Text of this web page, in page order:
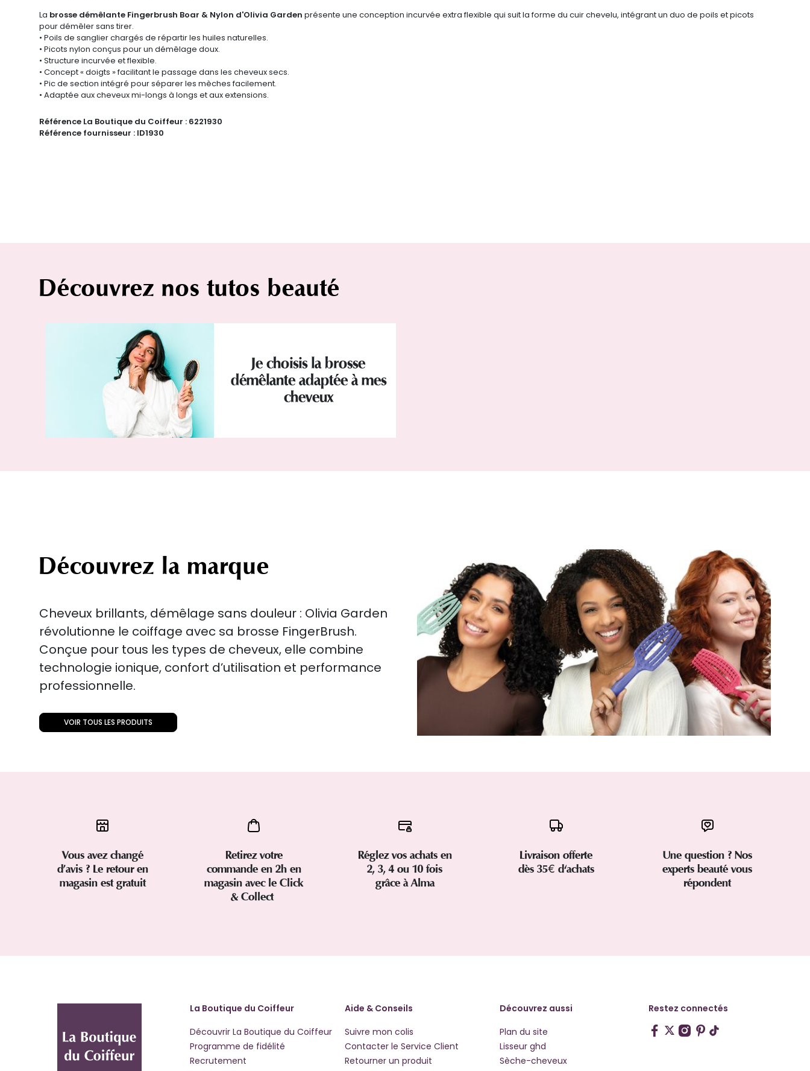
La brosse démêlante Fingerbrush Boar & Nylon d'Olivia Garden présente une conception incurvée extra flexible qui suit la forme du cuir chevelu, intégrant un duo de poils et picots
pour démêler sans tirer.
• Poils de sanglier chargés de répartir les huiles naturelles.
• Picots nylon conçus pour un démêlage doux.
• Structure incurvée et flexible.
• Concept « doigts » facilitant le passage dans les cheveux secs.
• Pic de section intégré pour séparer les mèches facilement.
• Adaptée aux cheveux mi-longs à longs et aux extensions.
Référence La Boutique du Coiffeur : 6221930
Référence fournisseur : ID1930
Découvrez nos tutos beauté
Je choisis la brosse
démêlante adaptée à mes
cheveux
Découvrez la marque
Cheveux brillants, démêlage sans douleur : Olivia Garden
révolutionne le coiffage avec sa brosse FingerBrush.
Conçue pour tous les types de cheveux, elle combine
technologie ionique, confort d’utilisation et performance
professionnelle.
VOIR TOUS LES PRODUITS
Vous avez changé
d’avis ? Le retour en
magasin est gratuit
Retirez votre
commande en 2h en
magasin avec le Click
& Collect
Réglez vos achats en
2, 3, 4 ou 10 fois
grâce à Alma
Livraison offerte
dès 35€ d'achats
Une question ? Nos
experts beauté vous
répondent
La Boutique du Coiffeur
Découvrir La Boutique du Coiffeur
Programme de fidélité
Recrutement
Aide & Conseils
Suivre mon colis
Contacter le Service Client
Retourner un produit
Découvrez aussi
Plan du site
Lisseur ghd
Sèche-cheveux
Restez connectés